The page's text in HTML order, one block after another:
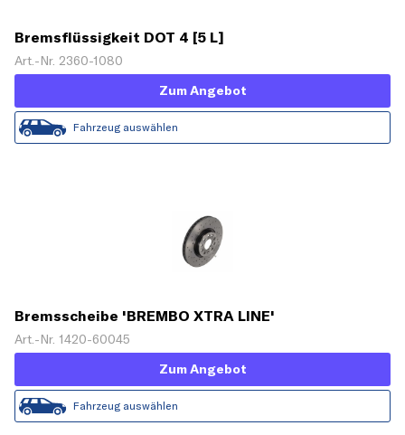
Bremsflüssigkeit DOT 4 [5 L]
Art.-Nr. 2360-1080
Zum Angebot
Fahrzeug auswählen
Bremsscheibe 'BREMBO XTRA LINE'
Art.-Nr. 1420-60045
Zum Angebot
Fahrzeug auswählen